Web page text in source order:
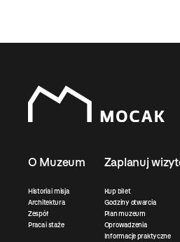
O Muzeum
Historia i misja
Architektura
Zespół
Praca i staże
Zaplanuj
Kup bilet
Godziny otwarcia
Plan muzeum
Oprowadzenia
Informacje praktyczne